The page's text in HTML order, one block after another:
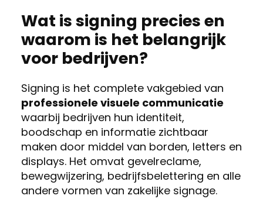
Wat is signing precies en
waarom is het belangrijk
voor bedrijven?
Signing is het complete vakgebied van
professionele visuele communicatie
waarbij bedrijven hun identiteit,
boodschap en informatie zichtbaar
maken door middel van borden, letters en
displays. Het omvat gevelreclame,
bewegwijzering, bedrijfsbelettering en alle
andere vormen van zakelijke signage.